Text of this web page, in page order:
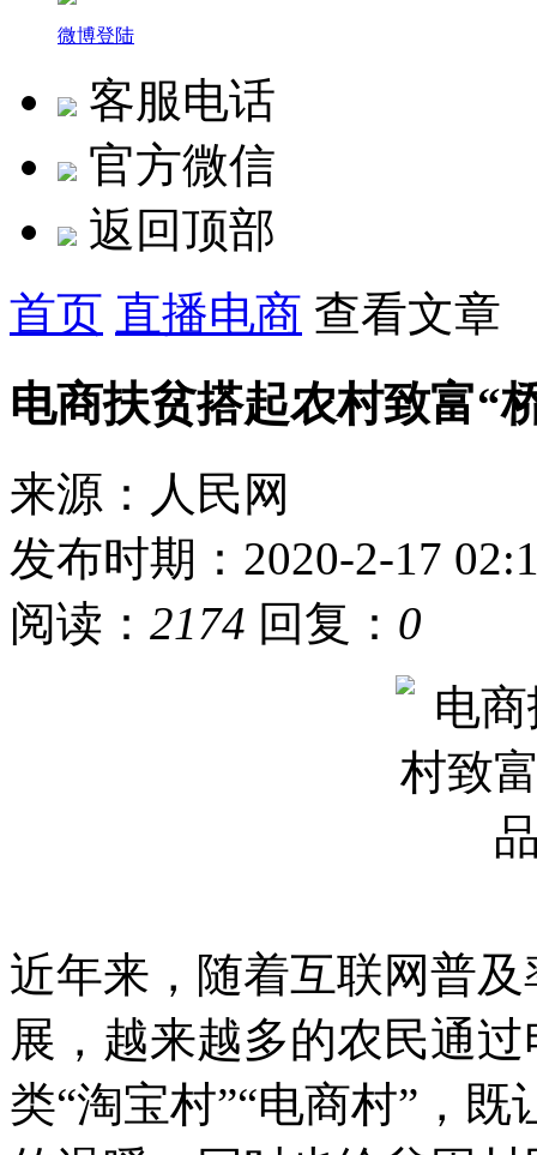
微博登陆
客服电话
官方微信
返回顶部
首页 直播电商 查看文章
电商扶贫搭起农村致富“
来源：人民网
发布时期：2020-2-17
阅读： 2174 回复： 0
近年来，随着互联网普
展，越来越多的农民通
类“淘宝村”“电商村”，